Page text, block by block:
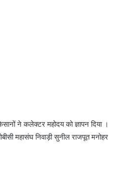
ने कलेक्टर महोदय को ज्ञापन दिया ।
महासंघ निवाड़ी सुनील राजपूत मनोहर